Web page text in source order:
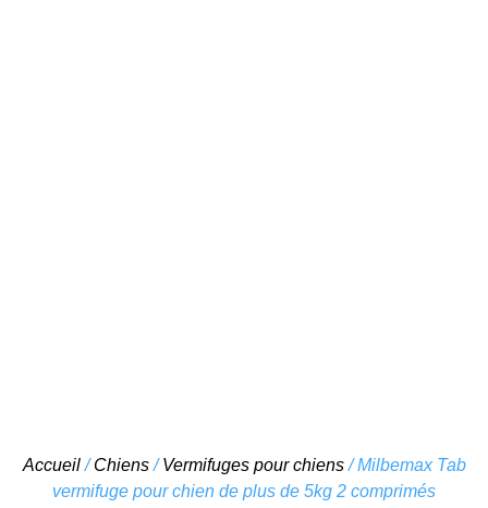
content
Accueil/Chiens/Vermifuges pour chiens/ Milbemax Tab
vermifuge pour chien de plus de 5kg 2 comprimés